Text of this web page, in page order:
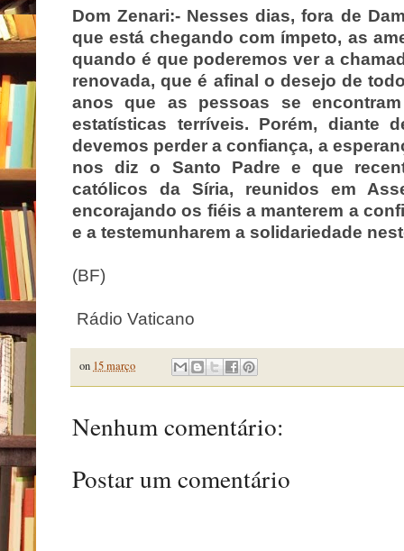
Dom Zenari:- Nesses dias, fora de
que está chegando com ímpeto, as
quando é que poderemos ver a
renovada, que é afinal o desejo de
anos que as pessoas se
estatísticas terríveis. Porém, diante
devemos perder a confiança, a
nos diz o Santo Padre e que
católicos da Síria, reunidos em
encorajando os fiéis a manterem a
e a testemunharem a solidariedade
(BF)
Rádio Vaticano
on 15 março
Nenhum comentário:
Postar um comentário